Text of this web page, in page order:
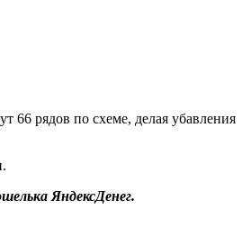
66 рядов по схеме, делая убавления
ЯндексДенег.